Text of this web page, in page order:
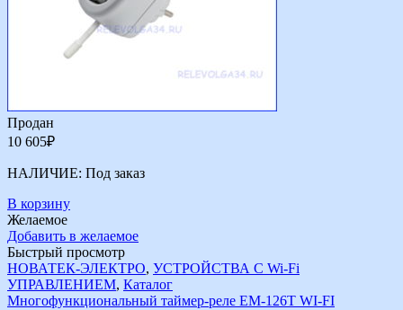
Продан
10 605₽
НАЛИЧИЕ: Под заказ
В корзину
Желаемое
Добавить в желаемое
Быстрый просмотр
НОВАТЕК-ЭЛЕКТРО, УСТРОЙСТВА С Wi-Fi
УПРАВЛЕНИЕМ, Каталог
Многофункциональный таймер-реле ЕМ-126Т WI-FI